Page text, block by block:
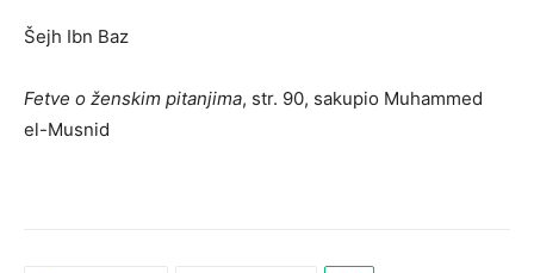
Šejh Ibn Baz
Fetve o ženskim pitanjima, str. 90, sakupio Muhammed
el-Musnid